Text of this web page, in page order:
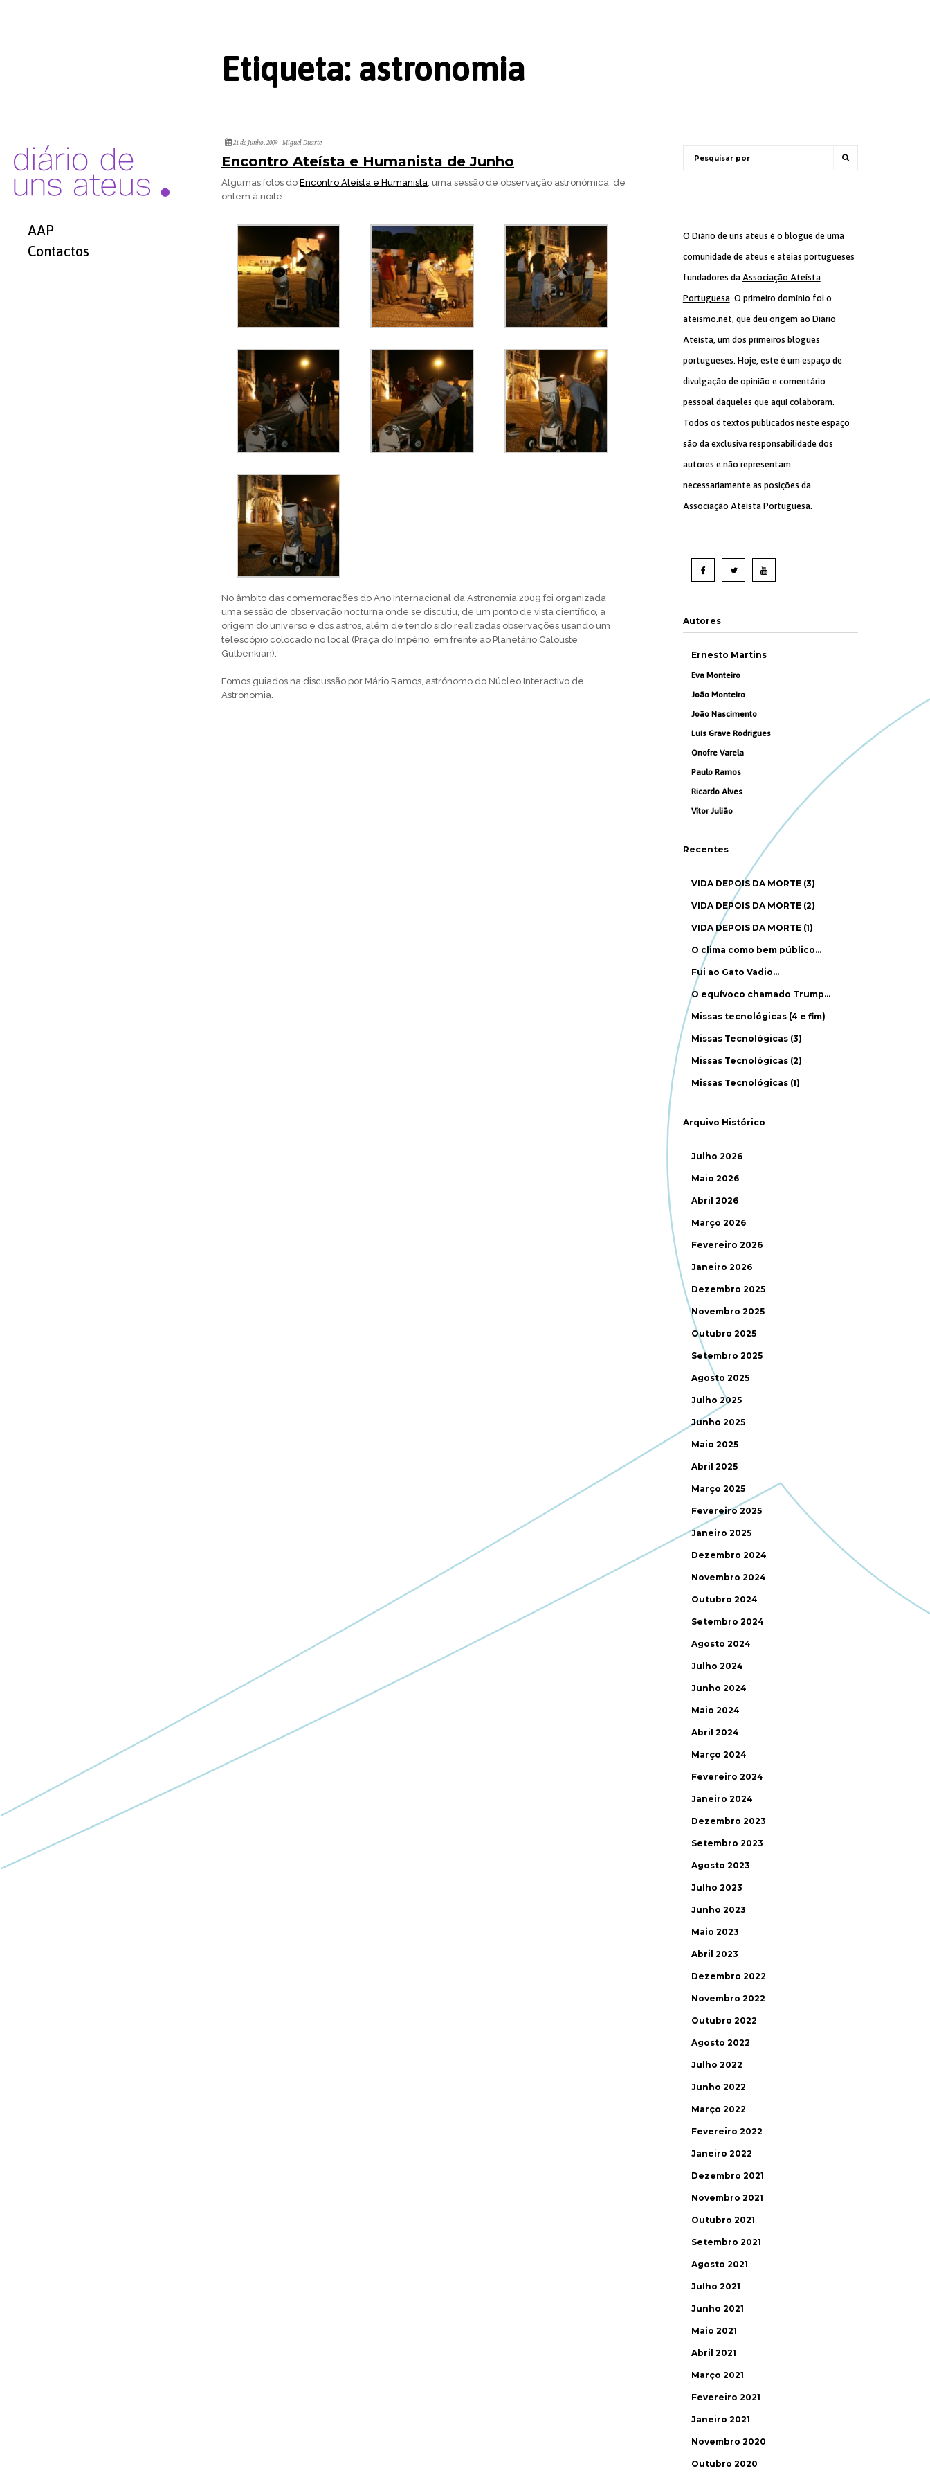
AAP
Contactos
Etiqueta: astronomia
21 de Junho, 2009 Miguel Duarte
Encontro Ateísta e Humanista de Junho
Algumas fotos do Encontro Ateísta e Humanista, uma sessão de observação astronómica, de
ontem à noite.
No âmbito das comemorações do Ano Internacional da Astronomia 2009 foi organizada
uma sessão de observação nocturna onde se discutiu, de um ponto de vista científico, a
origem do universo e dos astros, além de tendo sido realizadas observações usando um
telescópio colocado no local (Praça do Império, em frente ao Planetário Calouste
Gulbenkian).
Fomos guiados na discussão por Mário Ramos, astrónomo do Núcleo Interactivo de
Astronomia.
O Diário de uns ateus é o blogue de uma
comunidade de ateus e ateias portugueses
fundadores da Associação Ateísta
Portuguesa. O primeiro domínio foi o
ateismo.net, que deu origem ao Diário
Ateísta, um dos primeiros blogues
portugueses. Hoje, este é um espaço de
divulgação de opinião e comentário
pessoal daqueles que aqui colaboram.
Todos os textos publicados neste espaço
são da exclusiva responsabilidade dos
autores e não representam
necessariamente as posições da
Associação Ateísta Portuguesa.
Autores
Ernesto Martins
Eva Monteiro
João Monteiro
João Nascimento
Luís Grave Rodrigues
Onofre Varela
Paulo Ramos
Ricardo Alves
Vítor Julião
Recentes
VIDA DEPOIS DA MORTE (3)
VIDA DEPOIS DA MORTE (2)
VIDA DEPOIS DA MORTE (1)
O clima como bem público…
Fui ao Gato Vadio…
O equívoco chamado Trump…
Missas tecnológicas (4 e fim)
Missas Tecnológicas (3)
Missas Tecnológicas (2)
Missas Tecnológicas (1)
Arquivo Histórico
Julho 2026
Maio 2026
Abril 2026
Março 2026
Fevereiro 2026
Janeiro 2026
Dezembro 2025
Novembro 2025
Outubro 2025
Setembro 2025
Agosto 2025
Julho 2025
Junho 2025
Maio 2025
Abril 2025
Março 2025
Fevereiro 2025
Janeiro 2025
Dezembro 2024
Novembro 2024
Outubro 2024
Setembro 2024
Agosto 2024
Julho 2024
Junho 2024
Maio 2024
Abril 2024
Março 2024
Fevereiro 2024
Janeiro 2024
Dezembro 2023
Setembro 2023
Agosto 2023
Julho 2023
Junho 2023
Maio 2023
Abril 2023
Dezembro 2022
Novembro 2022
Outubro 2022
Agosto 2022
Julho 2022
Junho 2022
Março 2022
Fevereiro 2022
Janeiro 2022
Dezembro 2021
Novembro 2021
Outubro 2021
Setembro 2021
Agosto 2021
Julho 2021
Junho 2021
Maio 2021
Abril 2021
Março 2021
Fevereiro 2021
Janeiro 2021
Novembro 2020
Outubro 2020